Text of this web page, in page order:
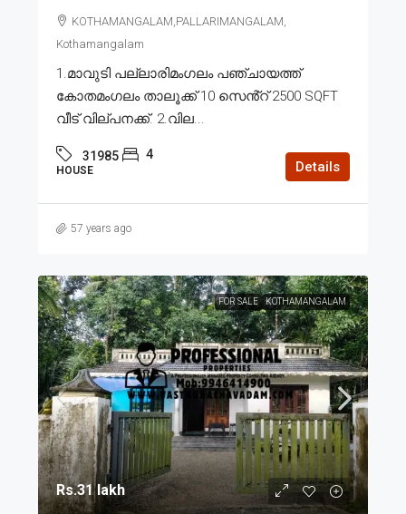
KOTHAMANGALAM,PALLARIMANGALAM,
Kothamangalam
1.മാവുടി പല്ലാരിമംഗലം പഞ്ചായത്ത്
കോതമംഗലം താലൂക്ക് 10 സെൻ്റ് 2500 SQFT
വീട് വില്പനക്ക്. 2.വില...
31985 4
HOUSE Details
57 years ago
FOR SALE KOTHAMANGALAM
Rs.31 lakh